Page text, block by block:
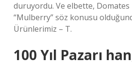
duruyordu. Ve elbette, Domates
“Mulberry” söz konusu
Ürünlerimiz – T.
100 Yıl Pazarı